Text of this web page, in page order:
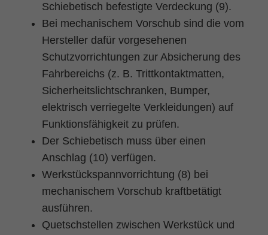
Schiebetisch befestigte Verdeckung (9).
Bei mechanischem Vorschub sind die vom
Hersteller dafür vorgesehenen
Schutzvorrichtungen zur Absicherung des
Fahrbereichs (z. B. Trittkontaktmatten,
Sicherheitslichtschranken, Bumper,
elektrisch verriegelte Verkleidungen) auf
Funktionsfähigkeit zu prüfen.
Der Schiebetisch muss über einen
Anschlag (10) verfügen.
Werkstückspannvorrichtung (8) bei
mechanischem Vorschub kraftbetätigt
ausführen.
Quetschstellen zwischen Werkstück und